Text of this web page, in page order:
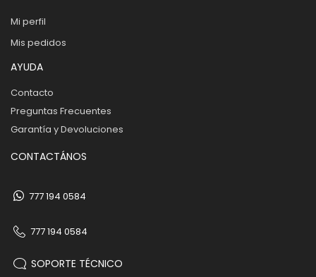
Mi perfil
Mis pedidos
AYUDA
Contacto
Preguntas Frecuentes
Garantía y Devoluciones
CONTACTÁNOS
777 194 0584
777 194 0584
SOPORTE TÉCNICO